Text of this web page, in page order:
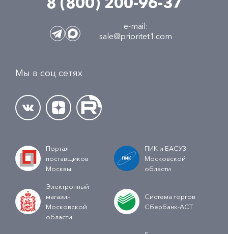
e-mail:
sale@prioritet1.com
Мы в соц сетях
Портал
поставщиков
Москвы
ПИК и ЕАСУЗ
Московской
области
Электронный
магазин
Московской
области
Система торгов
Сбербанк-АСТ